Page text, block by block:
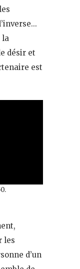
la
désir et
est
les
d’un